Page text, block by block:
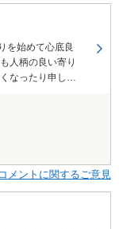
を始めて心底良
人柄の良い寄り
なったり申し訳
まだやっとスタ
行こうと思いま
メントに関するご意見